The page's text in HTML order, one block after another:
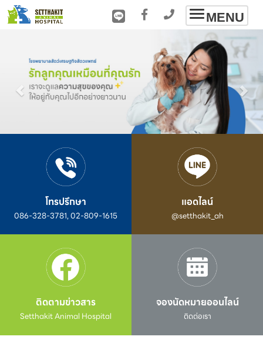
Toggle
navigation
MENU
โทรปรึกษา
086-328-3781, 02-809-1615
แอดไลน์
@setthakit_ah
ติดตามข่าวสาร
Setthakit Animal Hospital
จองนัดหมายออนไลน์
ติดต่อเรา